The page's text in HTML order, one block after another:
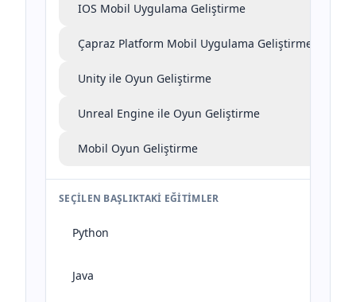
IOS Mobil Uygulama Geliştirme
Çapraz Platform Mobil Uygulama Geliştirme
Unity ile Oyun Geliştirme
Unreal Engine ile Oyun Geliştirme
Mobil Oyun Geliştirme
SEÇILEN BAŞLIKTAKI EĞITIMLER
Python
Java